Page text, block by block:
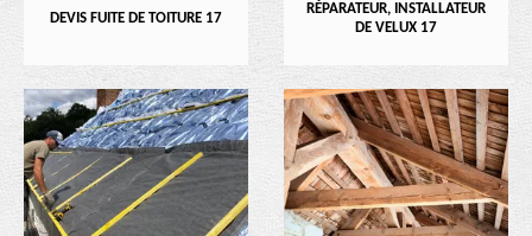
DEVIS FUITE DE TOITURE 17
RÉPARATEUR, INSTALLATEUR
DE VELUX 17